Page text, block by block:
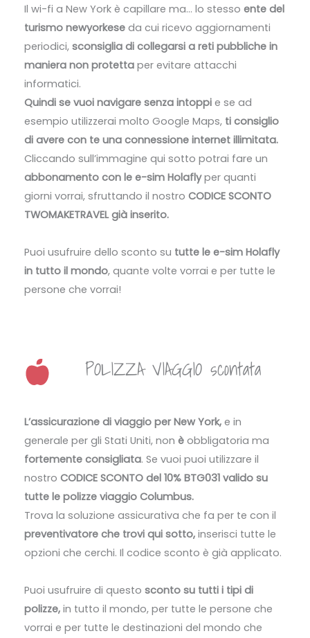
Il wi-fi a New York è capillare ma… lo stesso ente del
turismo newyorkeseda cui ricevo aggiornamenti
periodici, sconsiglia di collegarsi a reti pubbliche in
maniera non protettaper evitare attacchi
informatici.
Quindi se vuoi navigare senza intoppi e se ad
esempio utilizzerai molto Google Maps, ti consiglio
di avere con te una connessione internet illimitata.
Cliccando sull’immagine qui sotto potrai fare un
abbonamento con le e-sim Holaflyper quanti
giorni vorrai, sfruttando il nostro CODICE SCONTO
TWOMAKETRAVEL già inserito.
Puoi usufruire dello sconto su tutte le e-sim Holafly
in tutto il mondo, quante volte vorrai e per tutte le
persone che vorrai!
POLIZZA VIAGGIO scontata
L’assicurazione di viaggio per New York,e in
generale per gli Stati Uniti, non èobbligatoria ma
fortemente consigliata. Se vuoi puoi utilizzare il
nostro CODICE SCONTO del 10% BTG031 valido su
tutte le polizze viaggio Columbus.
Trova la soluzione assicurativa che fa per te con il
preventivatore che trovi qui sotto,inserisci tutte le
opzioni che cerchi. Il codice sconto è già applicato.
Puoi usufruire di questo sconto su tutti i tipi di
polizze,in tutto il mondo, per tutte le persone che
vorrai e per tutte le destinazioni del mondo che